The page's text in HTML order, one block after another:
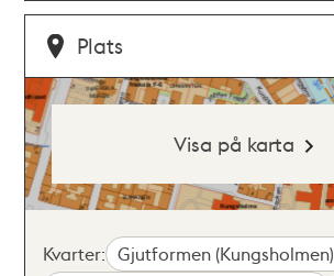
Plats
Visa på karta
Kvarter: Gjutformen (Kungsholmen)